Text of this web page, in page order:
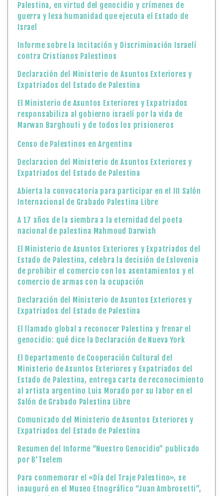
Palestina, en virtud del genocidio y crímenes de
guerra y lesa humanidad que ejecuta el Estado de
Israel
Informe sobre la Incitación y Discriminación Israelí
contra Cristianos Palestinos
Declaración del Ministerio de Asuntos Exteriores y
Expatriados del Estado de Palestina
El Ministerio de Asuntos Exteriores y Expatriados
responsabiliza al gobierno israelí por la vida de
Marwan Barghouti y de todos los prisioneros
Censo de Palestinos en Argentina
Declaracion del Ministerio de Asuntos Exteriores y
Expatriados del Estado de Palestina
Abierta la convocatoria para participar en el III Salón
Internacional de Grabado Palestina Libre
A 17 años de la siembra a la eternidad del poeta
nacional de palestina Mahmoud Darwish
El Ministerio de Asuntos Exteriores y Expatriados del
Estado de Palestina, celebra la decisión de Eslovenia
de prohibir el comercio con los asentamientos y el
comercio de armas con la ocupación
Declaración del Ministerio de Asuntos Exteriores y
Expatriados del Estado de Palestina
El llamado global a reconocer Palestina y frenar el
genocidio: qué dice la Declaración de Nueva York
El Departamento de Cooperación Cultural del
Ministerio de Asuntos Exteriores y Expatriados del
Estado de Palestina, entrega carta de reconocimiento
al artista argentino Luis Morado por su labor en el
Salón de Grabado Palestina Libre
Comunicado del Ministerio de Asuntos Exteriores y
Expatriados del Estado de Palestina
Resumen del Informe “Nuestro Genocidio” publicado
por B’Tselem
Para conmemorar el «Día del Traje Palestino», se
inauguró en el Museo Etnográfico “Juan Ambrosetti”,